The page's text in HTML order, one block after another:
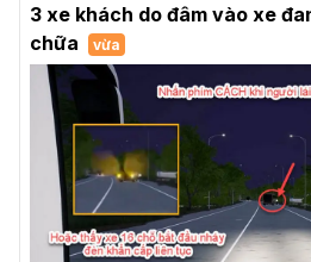
3 xe khách do đâm vào xe
chữa
vừa